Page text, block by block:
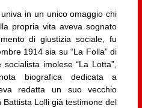
in un unico omaggio chi
propria vita aveva sognato
di giustizia sociale, fu
1914 sia su “La Folla” di
imolese “La Lotta”,
biografica dedicata a
redatta un suo vecchio
Lolli già testimone del